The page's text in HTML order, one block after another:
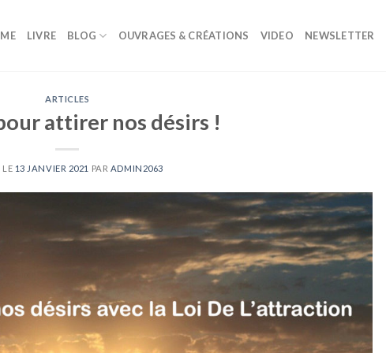
LIVRE BLOG OUVRAGES & CRÉATIONS VIDEO NEWSLETTER
ARTICLES
attirer nos désirs !
LE 13 JANVIER 2021 PAR ADMIN2063